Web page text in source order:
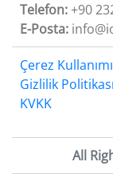
Telefon:+90
E-Posta:
Çerez Kullanımı
Gizlilik Politikası
KVKK
All